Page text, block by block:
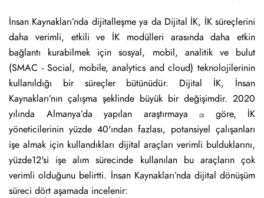
İnsan Kaynakları’nda dijitalleşme ya da Dijital İK, İK süreçlerini
daha verimli, etkili ve İK modülleri arasında daha etkin
bağlantı kurabilmek için sosyal, mobil, analitik ve bulut
(SMAC - Social, mobile, analytics and cloud) teknolojilerinin
kullanıldığı bir süreçler bütünüdür. Dijital İK, İnsan
Kaynakları’nın çalışma şeklinde büyük bir değişimdir. 2020
yılında Almanya’da yapılan araştırmaya
(3)
göre, İK
yöneticilerinin yüzde 40'ından fazlası, potansiyel çalışanları
işe almak için kullandıkları dijital araçları verimli bulduklarını,
yüzde12'si işe alım sürecinde kullanılan bu araçların çok
verimli olduğunu belirtti. İnsan Kaynakları’nda dijital dönüşüm
süreci dört aşamada incelenir: